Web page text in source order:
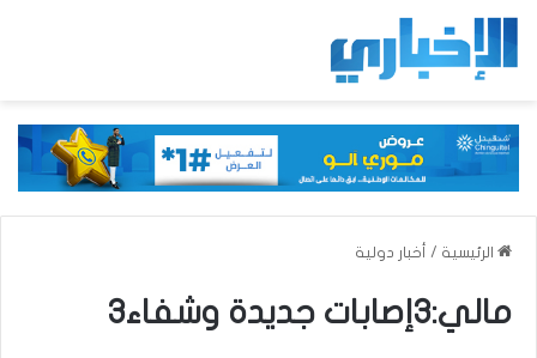
الرئيسية / أخبار دولية
مالي:3إصابات جديدة وشفاء3